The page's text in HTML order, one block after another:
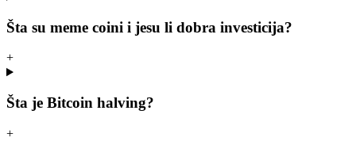
Šta su meme coini i jesu li dobra investicija?
+
Šta je Bitcoin halving?
+